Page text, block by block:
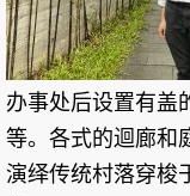
办事处后设置有盖
等。各式的迴廊和
演绎传统村落穿梭